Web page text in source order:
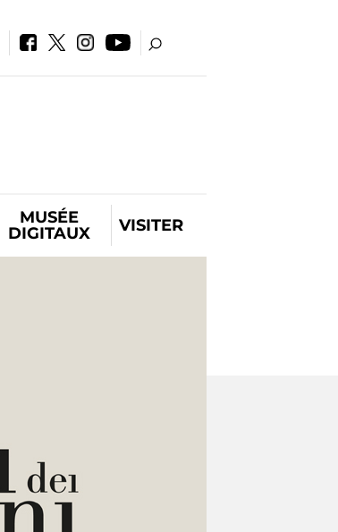
MUSÉE
DIGITAUX
VISITER